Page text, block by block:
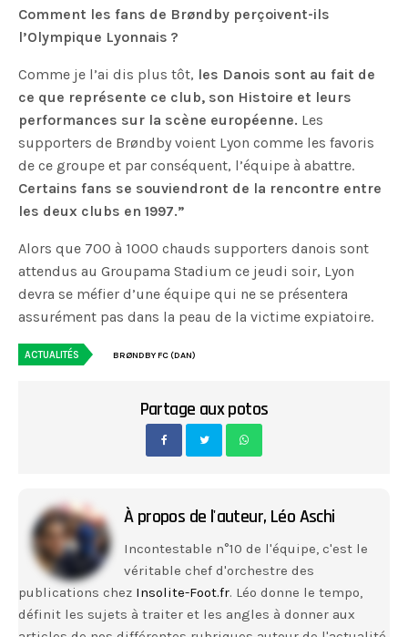
Comment les fans de Brøndby perçoivent-ils
l’Olympique Lyonnais ?
Comme je l’ai dis plus tôt, les Danois sont au fait de
ce que représente ce club, son Histoire et leurs
performances sur la scène européenne. Les
supporters de Brøndby voient Lyon comme les favoris
de ce groupe et par conséquent, l’équipe à abattre.
Certains fans se souviendront de la rencontre entre
les deux clubs en 1997.”
Alors que 700 à 1000 chauds supporters danois sont
attendus au Groupama Stadium ce jeudi soir, Lyon
devra se méfier d’une équipe qui ne se présentera
assurément pas dans la peau de la victime expiatoire.
ACTUALITÉS BRØNDBY FC (DAN)
Partage aux potos
À propos de l'auteur, Léo Aschi
Incontestable n°10 de l'équipe, c'est le
véritable chef d'orchestre des
publications chez Insolite-Foot.fr. Léo donne le tempo,
définit les sujets à traiter et les angles à donner aux